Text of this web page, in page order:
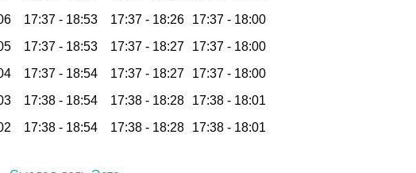
17:37 - 18:53 17:37 - 18:26 17:37 - 18:00
17:37 - 18:53 17:37 - 18:27 17:37 - 18:00
17:37 - 18:54 17:37 - 18:27 17:37 - 18:00
17:38 - 18:54 17:38 - 18:28 17:38 - 18:01
17:38 - 18:54 17:38 - 18:28 17:38 - 18:01